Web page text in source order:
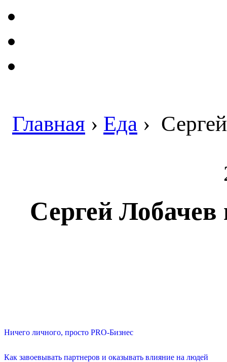
Главная › Еда ›
Сергей
Ничего личного, просто PRO-Бизнес
Как завоевывать партнеров и оказывать влияние на людей